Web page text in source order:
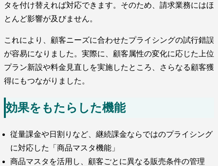
タを付け替えれば対応できます。そのため、請求業務にはほ
とんど影響が及びません。
これにより、顧客ニーズに合わせたプライシングの試行錯誤
が容易になりました。実際に、顧客属性の変化に応じた上位
プラン新設や料金見直しを実施したところ、さらなる顧客獲
得にもつながりました。
効果をもたらした機能
従量課金や日割りなど、継続課金ならではのプライシング
に対応した「商品マスタ機能」
商品マスタを活用し、顧客ごとに異なる販売条件の管理